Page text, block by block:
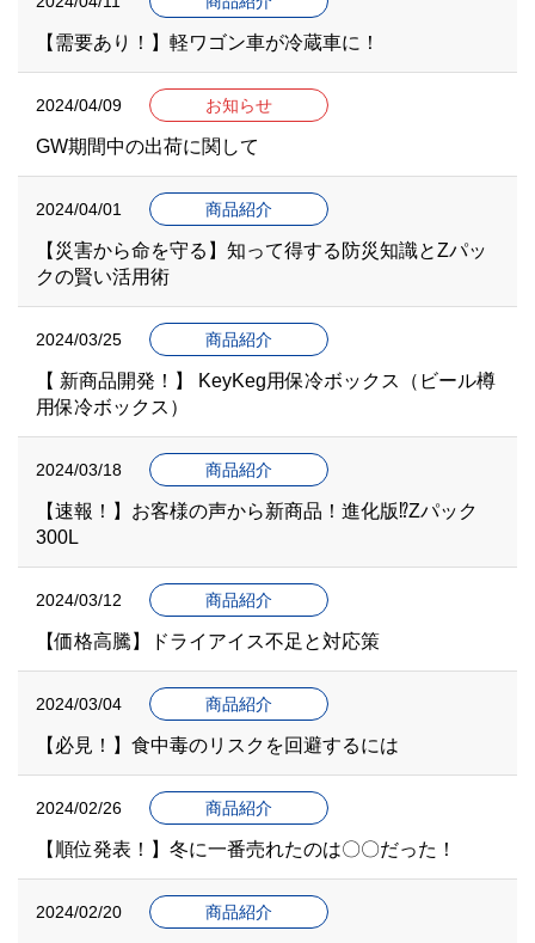
【需要あり！】軽ワゴン車が冷蔵車に！
2024/04/09 お知らせ
GW期間中の出荷に関して
2024/04/01 商品紹介
【災害から命を守る】知って得する防災知識とZパッ
クの賢い活用術
2024/03/25 商品紹介
【 新商品開発！】 KeyKeg用保冷ボックス（ビール樽
用保冷ボックス）
2024/03/18 商品紹介
【速報！】お客様の声から新商品！進化版⁉Zパック
300L
2024/03/12 商品紹介
【価格高騰】ドライアイス不足と対応策
2024/03/04 商品紹介
【必見！】食中毒のリスクを回避するには
2024/02/26 商品紹介
【順位発表！】冬に一番売れたのは〇〇だった！
2024/02/20 商品紹介